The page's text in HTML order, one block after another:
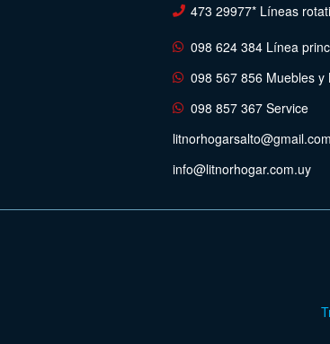
473 29977* Líneas
098 624 384 Línea
098 567 856 Muebles y
098 857 367 Service
litnorhogarsalto@gmail.com
info@litnorhogar.com.uy